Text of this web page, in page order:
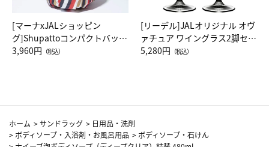
[マーナxJALショッピン
グ]Shupattoコンパクトバッグ
Drop JAL客室乗務員（LC）ス
3,960円 （税込）
[リーデル]JALオリジナル オヴ
ァチュア ワイングラス2脚セッ
ト（レッドワイン）
5,280円 （税込）
ホーム >サンドラッグ > 日用品・洗剤
> ボディソープ・入浴剤・お風呂用品 > ボディソープ・石けん